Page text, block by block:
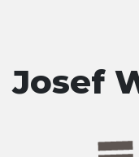
Josef